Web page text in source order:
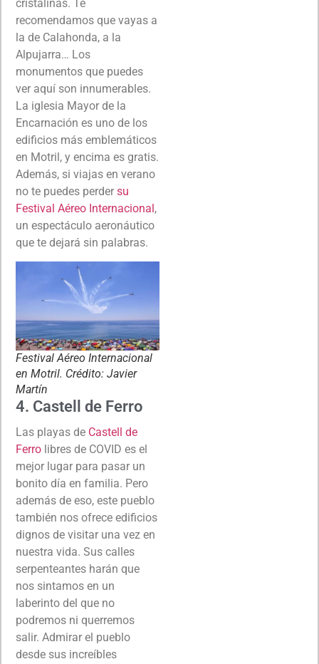
cristalinas. Te
recomendamos que vayas a
la de Calahonda, a la
Alpujarra… Los
monumentos que puedes
ver aquí son innumerables.
La iglesia Mayor de la
Encarnación es uno de los
edificios más emblemáticos
en Motril, y encima es gratis.
Además, si viajas en verano
no te puedes perder su
Festival Aéreo Internacional,
un espectáculo aeronáutico
que te dejará sin palabras.
Festival Aéreo Internacional
en Motril. Crédito: Javier
Martín
4. Castell de Ferro
Las playas de Castell de
Ferro libres de COVID es el
mejor lugar para pasar un
bonito día en familia. Pero
además de eso, este pueblo
también nos ofrece edificios
dignos de visitar una vez en
nuestra vida. Sus calles
serpenteantes harán que
nos sintamos en un
laberinto del que no
podremos ni querremos
salir. Admirar el pueblo
desde sus increíbles